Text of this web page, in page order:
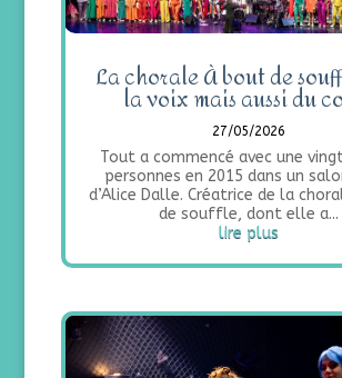
La chorale À bout de
la voix mais aussi du
27/05/2026
Tout a commencé avec une
personnes en 2015 dans un
d’Alice Dalle. Créatrice de la
de souffle, dont elle a...
lire plus